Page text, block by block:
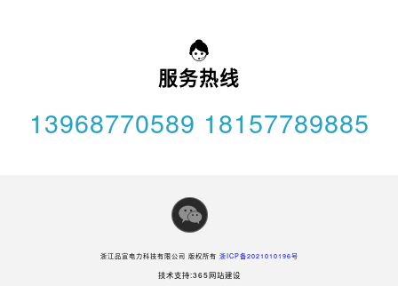
服务热线
13968770589 18157789885
浙江品宣电力科技有限公司 版权所有 浙ICP备2021010196号
技术支持:365网站建设